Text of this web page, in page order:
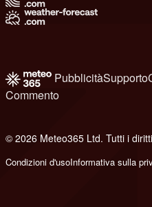
PubblicitàSupporto
Commento
© 2026 Meteo365 Ltd. Tutti i
Condizioni d'usoInformativa sulla